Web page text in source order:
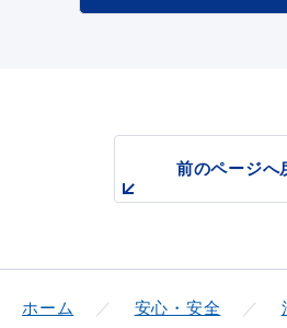
前のページへ
ホーム 安心・安全